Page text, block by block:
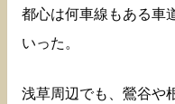
都心は何車線もある車
いった。
浅草周辺でも、鶯谷や